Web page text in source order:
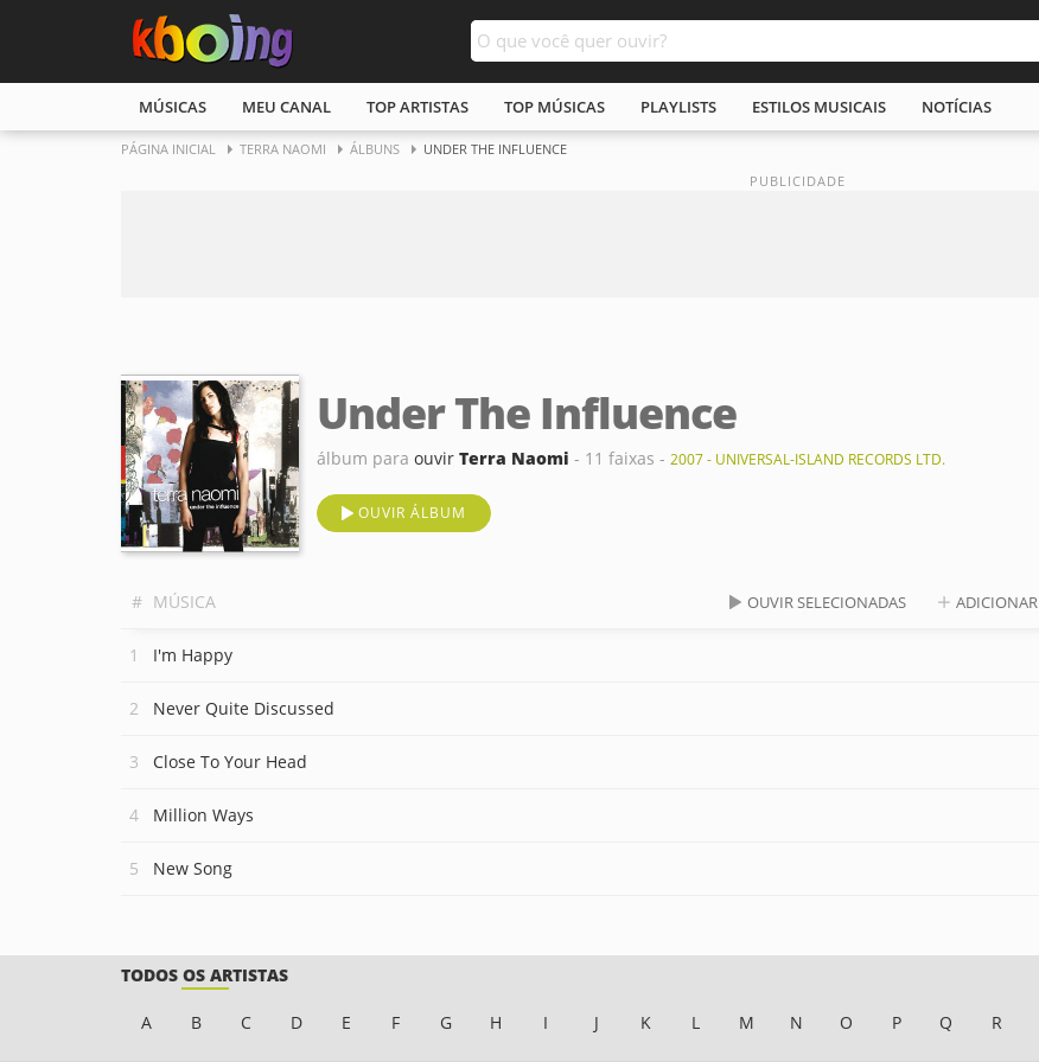
MÚSICAS MEU CANAL TOP ARTISTAS TOP MÚSICAS PLAYLISTS ESTILOS MUSICAIS NOTÍCIAS
PÁGINA INICIAL TERRA NAOMI ÁLBUNS UNDER THE INFLUENCE
Under The Influence
álbum para ouvir Terra Naomi - 11 faixas - 2007 - UNIVERSAL-ISLAND RECORDS LTD.
OUVIR ÁLBUM
# MÚSICA OUVIR SELECIONADAS ADICIONAR
I'm Happy
Never Quite Discussed
Close To Your Head
Million Ways
New Song
TODOS OS ARTISTAS
A B C D E F G H I J K L M N O P Q R